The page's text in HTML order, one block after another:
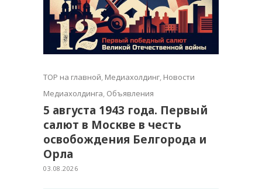
TOP на главной, Медиахолдинг, Новости
Медиахолдинга, Объявления
5 августа 1943 года. Первый
салют в Москве в честь
освобождения Белгорода и
Орла
03.08.2026